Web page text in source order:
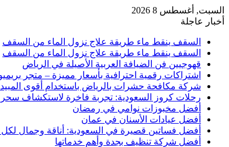
السبت, أغسطس 8 2026
أخبار عاجلة
السقف ينقط ماء طريقة علاج نزول الماء من السقف
السقف ينقط ماء طريقة علاج نزول الماء من السقف
قهوجيين فن الضيافة العربية الأصيلة في الرياض
اشتراكات رقمية احترافية بأسعار مميزة – متجر
شركة مكافحة حشرات بالرياض باستخدام أقوى
رحلات كروز السعودية: تجربة فاخرة لاستكشاف سحر
أفضل مخبوزات نوامي في رمضان
أفضل عيادات الأسنان في عمان
أفضل فساتين قصيرة في السعودية: أناقة وجمال لكل
أفضل شركة تنظيف بجدة وأهم خدماتها